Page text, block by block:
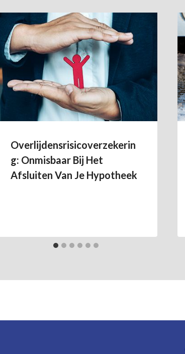
Overlijdensrisicoverzekerin
G: Onmisbaar Bij Het
Afsluiten Van Je Hypotheek